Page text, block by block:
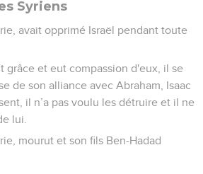
du règne d'Amatsia, le fils de Joas,
yeux de l'Eternel, il ne se détourna
Jéroboam, fils de Nebath, qui avait
d'Israël depuis l'entrée de Hamath